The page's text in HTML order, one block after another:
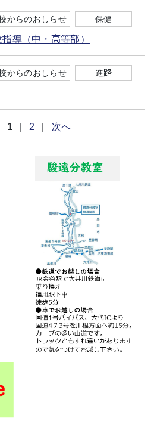
からのおしらせ 保健
導（中・高等部）
からのおしらせ 進路
1 2 次へ